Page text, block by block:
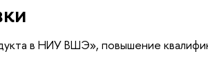
в НИУ ВШЭ», повышение